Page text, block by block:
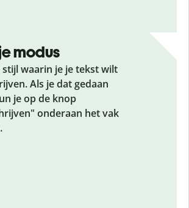
modus
stijl waarin je je tekst wilt
Als je dat gedaan
je op de knop
onderaan het vak